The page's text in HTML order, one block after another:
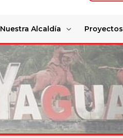
Nuestra Alcaldía Proyectos